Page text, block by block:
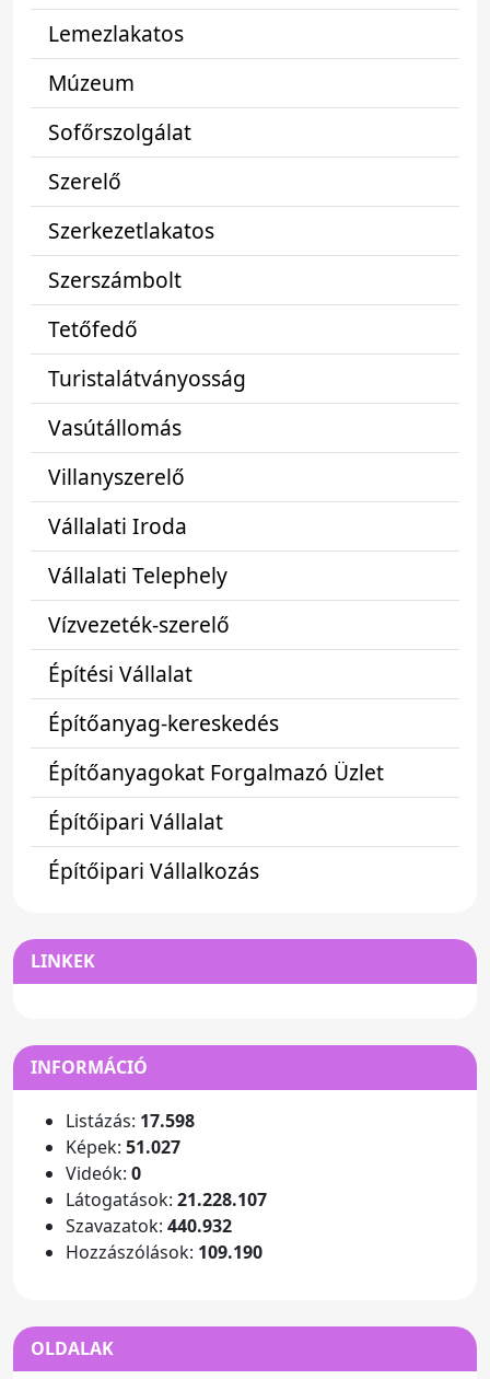
Lemezlakatos
Múzeum
Sofőrszolgálat
Szerelő
Szerkezetlakatos
Szerszámbolt
Tetőfedő
Turistalátványosság
Vasútállomás
Villanyszerelő
Vállalati Iroda
Vállalati Telephely
Vízvezeték-szerelő
Építési Vállalat
Építőanyag-kereskedés
Építőanyagokat Forgalmazó Üzlet
Építőipari Vállalat
Építőipari Vállalkozás
LINKEK
INFORMÁCIÓ
Listázás: 17.598
Képek: 51.027
Videók: 0
Látogatások: 21.228.107
Szavazatok: 440.932
Hozzászólások: 109.190
OLDALAK